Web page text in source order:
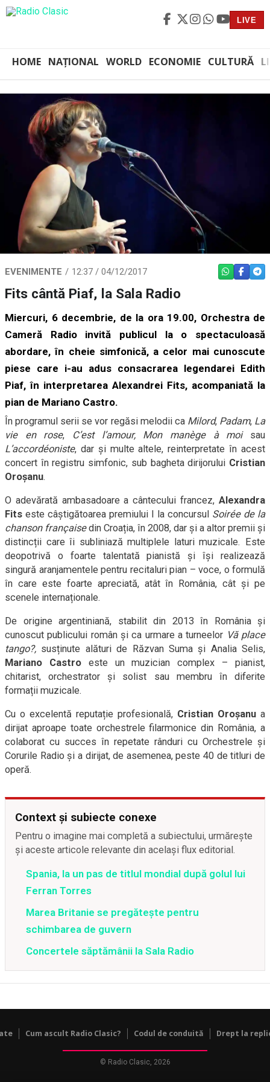
LIVE
HOME NAȚIONAL WORLD ECONOMIE CULTURĂ
EVENIMENTE 12:37 / 04/12/2017 WHATSAPP
Fits cântă Piaf, la Sala Radio
Miercuri, 6 decembrie, de la ora 19.00, Orchestra de
Cameră Radioinvită publicul la o spectaculoasă
abordare, în cheie simfonică, a celor mai cunoscute
piese care i-au adus consacrarea legendarei Edith
Piaf, în interpretarea Alexandrei Fits, acompaniată la
pian de Mariano Castro.
În programul serii se vor regăsi melodii ca Milord, Padam, La
vie en rose, C’est l’amour, Mon manège à moisau
L’accordéoniste, dar și multe altele, reinterpretate în acest
concert în registru simfonic, sub bagheta dirijorului Cristian
Oroșanu.
O adevărată ambasadoare a cântecului francez, Alexandra
Fits este câștigătoarea premiului I la concursul Soirée de la
chanson françaisedin Croația, în 2008, dar și a altor premii și
distincții care îi subliniază multiplele laturi muzicale. Este
deopotrivă o foarte talentată pianistă și își realizează
singură aranjamentele pentru recitaluri pian – voce, o formulă
în care este foarte apreciată, atât în România, cât și pe
scenele internaționale.
De origine argentiniană, stabilit din 2013 în România și
cunoscut publicului român și ca urmare a turneelor Vă place
tango?, susținute alături de Răzvan Suma și Analia Selis,
Mariano Castroeste un muzician complex – pianist,
chitarist, orchestrator și solist sau membru în diferite
formații muzicale.
Cu o excelentă reputație profesională, Cristian Oroșanu a
dirijat aproape toate orchestrele filarmonice din România, a
colaborat cu succes în repetate rânduri cu Orchestrele și
Corurile Radio și a dirijat, de asemenea, peste 40 de titluri de
operă.
Context și subiecte conexe
Pentru o imagine mai completă a subiectului, urmărește
și aceste articole relevante din același flux editorial.
Spania, la un pas de titlul mondial după golul lui
Ferran Torres
Marea Britanie se pregătește pentru
schimbarea de guvern
Concertele săptămânii la Sala Radio
Cum ascult Radio Clasic? Codul de conduită Drept la
© Radio Clasic, 2026